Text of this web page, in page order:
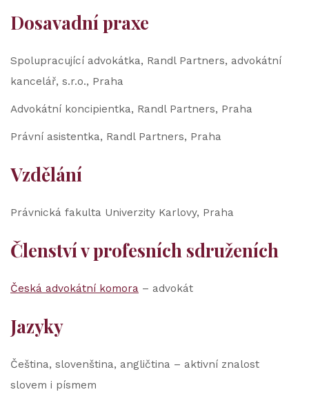
Dosavadní praxe
Spolupracující advokátka, Randl Partners, advokátní
kancelář, s.r.o., Praha
Advokátní koncipientka, Randl Partners, Praha
Právní asistentka, Randl Partners, Praha
Vzdělání
Právnická fakulta Univerzity Karlovy, Praha
Členství v profesních sdruženích
Česká advokátní komora – advokát
Jazyky
Čeština, slovenština, angličtina – aktivní znalost
slovem i písmem